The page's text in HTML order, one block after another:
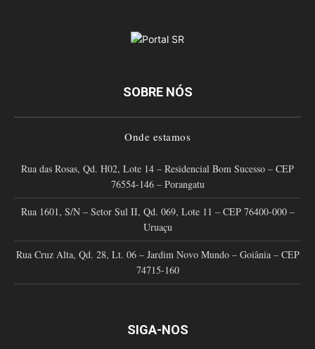
SOBRE NÓS
Onde estamos
Rua das Rosas, Qd. H02, Lote 14 – Residencial Bom Sucesso – CEP
76554-146 – Porangatu
Rua 1601, S/N – Setor Sul II, Qd. 069, Lote 11 – CEP 76400-000 –
Uruaçu
Rua Cruz Alta, Qd. 28, Lt. 06 – Jardim Novo Mundo – Goiânia – CEP
74715-160
SIGA-NOS